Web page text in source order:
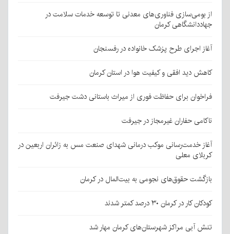
از بومی‌سازی فناوری‌های معدنی تا توسعه خدمات سلامت در
جهاددانشگاهی کرمان
آغاز اجرای طرح پزشک خانواده در رفسنجان
کاهش دید افقی و کیفیت هوا در استان کرمان
فراخوان برای حفاظت فوری از میراث باستانی دشت جیرفت
ناکامی حفاران غیرمجاز در جیرفت
آغاز خدمت‌رسانی موکب درمانی شهدای صنعت مس به زائران اربعین در
کربلای معلی
بازگشت حقوق‌های نجومی به بیت‌المال در کرمان
کودکان کار در کرمان ۳۰ درصد کمتر شدند
تنش آبی مراکز شهرستان‌های کرمان مهار شد